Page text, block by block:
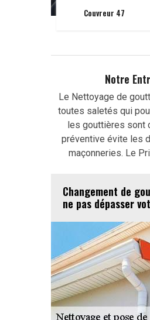
Couvreur 47
Notre
Le Nettoyage de
toutes saletés qui
les gouttières sont
préventive évite les
maçonneries. Le
Changement de
ne pas dépasser